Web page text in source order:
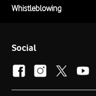
Whistleblowing
Social